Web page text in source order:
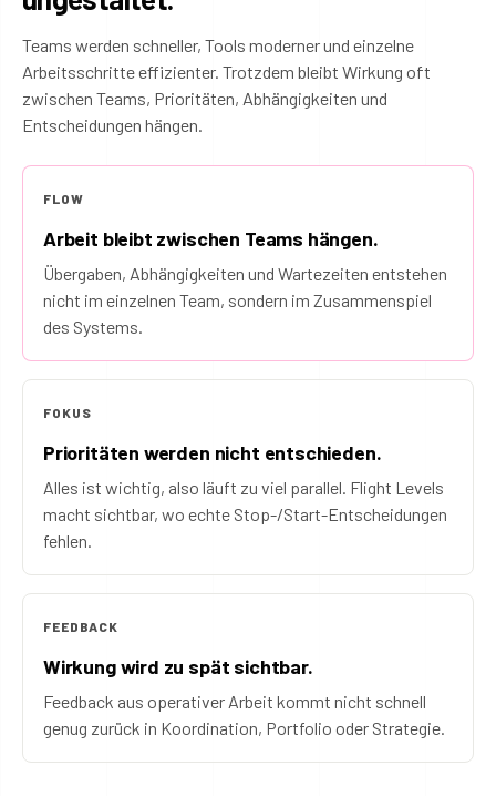
Teams werden schneller, Tools moderner und einzelne
Arbeitsschritte effizienter. Trotzdem bleibt Wirkung oft
zwischen Teams, Prioritäten, Abhängigkeiten und
Entscheidungen hängen.
FLOW
Arbeit bleibt zwischen Teams hängen.
Übergaben, Abhängigkeiten und Wartezeiten entstehen
nicht im einzelnen Team, sondern im Zusammenspiel
des Systems.
FOKUS
Prioritäten werden nicht entschieden.
Alles ist wichtig, also läuft zu viel parallel. Flight Levels
macht sichtbar, wo echte Stop-/Start-Entscheidungen
fehlen.
FEEDBACK
Wirkung wird zu spät sichtbar.
Feedback aus operativer Arbeit kommt nicht schnell
genug zurück in Koordination, Portfolio oder Strategie.